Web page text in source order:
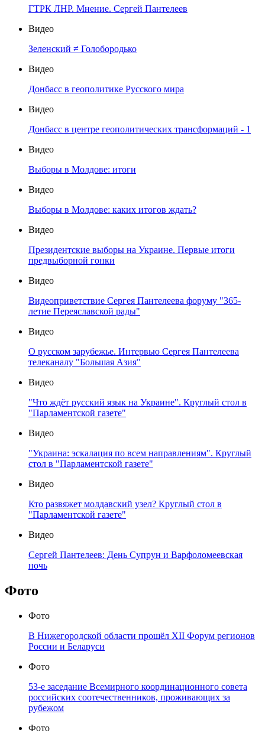
ГТРК ЛНР. Мнение. Сергей Пантелеев
Видео
Зеленский ≠ Голобородько
Видео
Донбасс в геополитике Русского мира
Видео
Донбасс в центре геополитических трансформаций - 1
Видео
Выборы в Молдове: итоги
Видео
Выборы в Молдове: каких итогов ждать?
Видео
Президентские выборы на Украине. Первые итоги
предвыборной гонки
Видео
Видеоприветствие Сергея Пантелеева форуму "365-
летие Переяславской рады"
Видео
О русском зарубежье. Интервью Сергея Пантелеева
телеканалу "Большая Азия"
Видео
"Что ждёт русский язык на Украине". Круглый стол в
"Парламентской газете"
Видео
"Украина: эскалация по всем направлениям". Круглый
стол в "Парламентской газете"
Видео
Кто развяжет молдавский узел? Круглый стол в
"Парламентской газете"
Видео
Сергей Пантелеев: День Супрун и Варфоломеевская
ночь
Фото
Фото
В Нижегородской области прошёл XII Форум регионов
России и Беларуси
Фото
53-е заседание Всемирного координационного совета
российских соотечественников, проживающих за
рубежом
Фото